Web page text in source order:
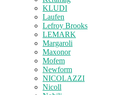
KLUDI
Laufen
Lefroy Brooks
LEMARK
Margaroli
Maxonor
Mofem
Newform
NICOLAZZI
Nicoll